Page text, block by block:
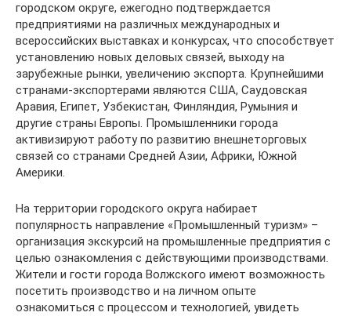
городском округе, ежегодно подтверждается
предприятиями на различных международных и
всероссийских выставках и конкурсах, что способствует
установлению новых деловых связей, выходу на
зарубежные рынки, увеличению экспорта. Крупнейшими
странами-экспортерами являются США, Саудовская
Аравия, Египет, Узбекистан, Финляндия, Румыния и
другие страны Европы. Промышленники города
активизируют работу по развитию внешнеторговых
связей со странами Средней Азии, Африки, Южной
Америки.
На территории городского округа набирает
популярность направление «Промышленный туризм» –
организация экскурсий на промышленные предприятия с
целью ознакомления с действующими производствами.
Жители и гости города Волжского имеют возможность
посетить производство и на личном опыте
ознакомиться с процессом и технологией, увидеть